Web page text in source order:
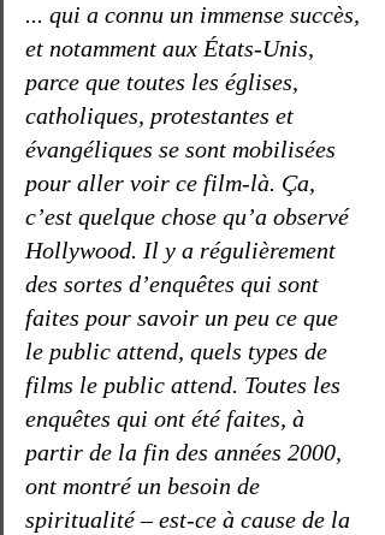
... qui a connu un immense succès,
et notamment aux États-Unis,
parce que toutes les églises,
catholiques, protestantes et
évangéliques se sont mobilisées
pour aller voir ce film-là. Ça,
c’est quelque chose qu’a observé
Hollywood. Il y a régulièrement
des sortes d’enquêtes qui sont
faites pour savoir un peu ce que
le public attend, quels types de
films le public attend. Toutes les
enquêtes qui ont été faites, à
partir de la fin des années 2000,
ont montré un besoin de
spiritualité – est-ce à cause de la